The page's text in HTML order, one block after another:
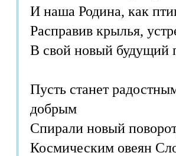
И наша Родина, как
Расправив крылья,
В свой новый будущий
Пусть станет
добрым
Спирали новый
Космическим овеян